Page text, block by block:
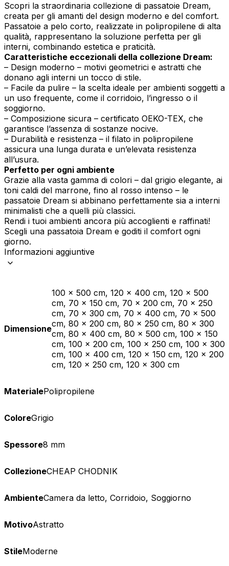
Scopri la straordinaria collezione di passatoie Dream,
creata per gli amanti del design moderno e del comfort.
Passatoie a pelo corto, realizzate in polipropilene di alta
qualità, rappresentano la soluzione perfetta per gli
interni, combinando estetica e praticità.
Caratteristiche eccezionali della collezione Dream:
– Design moderno – motivi geometrici e astratti che
donano agli interni un tocco di stile.
– Facile da pulire – la scelta ideale per ambienti soggetti a
un uso frequente, come il corridoio, l’ingresso o il
soggiorno.
– Composizione sicura – certificato OEKO-TEX, che
garantisce l’assenza di sostanze nocive.
– Durabilità e resistenza – il filato in polipropilene
assicura una lunga durata e un’elevata resistenza
all’usura.
Perfetto per ogni ambiente
Grazie alla vasta gamma di colori – dal grigio elegante, ai
toni caldi del marrone, fino al rosso intenso – le
passatoie Dream si abbinano perfettamente sia a interni
minimalisti che a quelli più classici.
Rendi i tuoi ambienti ancora più accoglienti e raffinati!
Scegli una passatoia Dream e goditi il comfort ogni
giorno.
Informazioni aggiuntive
Dimensione
100 x 500 cm, 120 x 400 cm, 120 x 500
cm, 70 x 150 cm, 70 x 200 cm, 70 x 250
cm, 70 x 300 cm, 70 x 400 cm, 70 x 500
cm, 80 x 200 cm, 80 x 250 cm, 80 x 300
cm, 80 x 400 cm, 80 x 500 cm, 100 x 150
cm, 100 x 200 cm, 100 x 250 cm, 100 x 300
cm, 100 x 400 cm, 120 x 150 cm, 120 x 200
cm, 120 x 250 cm, 120 x 300 cm
MaterialePolipropilene
ColoreGrigio
Spessore8 mm
CollezioneCHEAP CHODNIK
AmbienteCamera da letto, Corridoio, Soggiorno
MotivoAstratto
StileModerne